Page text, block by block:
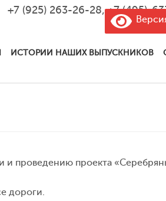
+7 (925) 263-26-28,+7 (495)-
ИСТОРИИ НАШИХ ВЫПУСКНИКОВ
и проведению проекта
дороги.